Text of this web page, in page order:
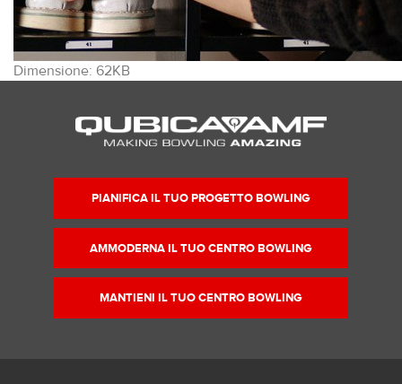
Clicca
l'immagine
Dimensione: 62KB
PIANIFICA IL TUO PROGETTO BOWLING
AMMODERNA IL TUO CENTRO BOWLING
MANTIENI IL TUO CENTRO BOWLING